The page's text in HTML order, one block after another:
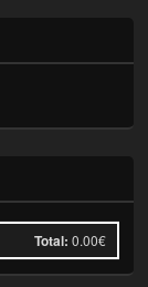
Total: 0.00€